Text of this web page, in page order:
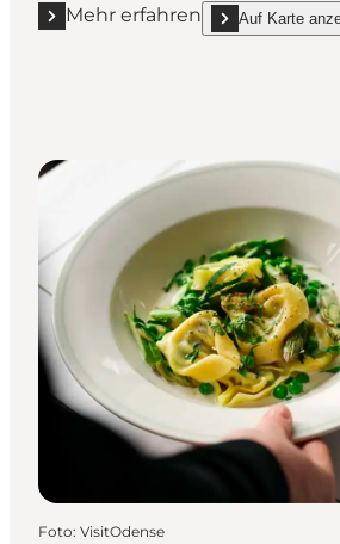
Mehr erfahren
Mehr erfahren "Marcantonio
Auf Karte
show
Foto: VisitOdense